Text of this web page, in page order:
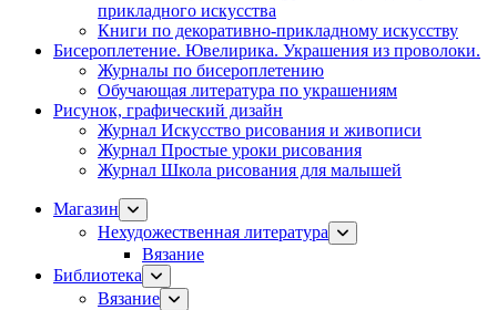
прикладного искусства
Книги по декоративно-прикладному искусству
Бисероплетение. Ювелирика. Украшения из проволоки.
Журналы по бисероплетению
Обучающая литература по украшениям
Рисунок, графический дизайн
Журнал Искусство рисования и живописи
Журнал Простые уроки рисования
Журнал Школа рисования для малышей
Магазин
Нехудожественная литература
Вязание
Библиотека
Вязание